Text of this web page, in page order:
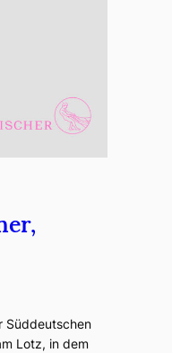
Süddeutschen
Lotz, in dem